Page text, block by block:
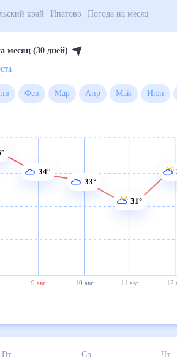
край Ипатово Погода на
на месяц (30 дней)
места
Янв Фев Мар Апр Май
9 авг 10 авг 11 авг 12
34°
33°
31°
Вт Ср Чт